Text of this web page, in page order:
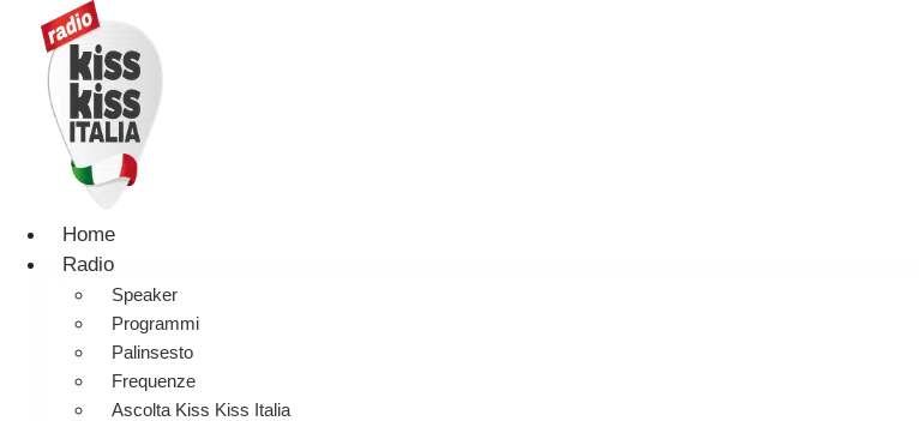
Home
Radio
Speaker
Programmi
Palinsesto
Frequenze
Ascolta Kiss Kiss Italia